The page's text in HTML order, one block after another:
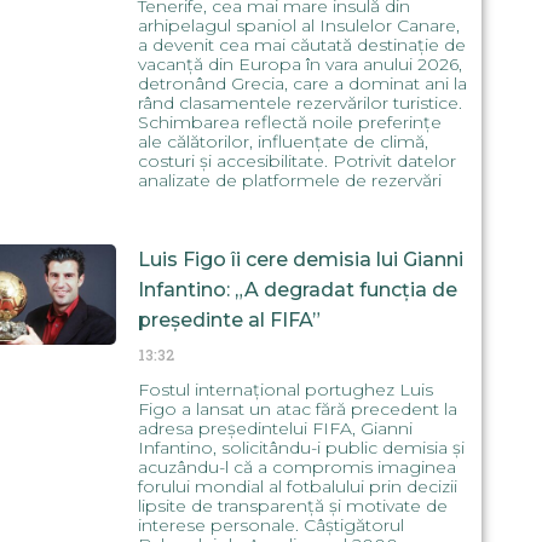
Tenerife, cea mai mare insulă din
arhipelagul spaniol al Insulelor Canare,
a devenit cea mai căutată destinație de
vacanță din Europa în vara anului 2026,
detronând Grecia, care a dominat ani la
rând clasamentele rezervărilor turistice.
Schimbarea reflectă noile preferințe
ale călătorilor, influențate de climă,
costuri și accesibilitate. Potrivit datelor
analizate de platformele de rezervări
Luis Figo îi cere demisia lui Gianni
Infantino: „A degradat funcția de
președinte al FIFA”
13:32
Fostul internațional portughez Luis
Figo a lansat un atac fără precedent la
adresa președintelui FIFA, Gianni
Infantino, solicitându-i public demisia și
acuzându-l că a compromis imaginea
forului mondial al fotbalului prin decizii
lipsite de transparență și motivate de
interese personale. Câștigătorul